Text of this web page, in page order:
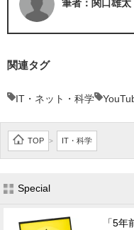
筆者：関口雄太
関連タグ
IT・ネット・科学
TOP > IT・科学
Special
「5